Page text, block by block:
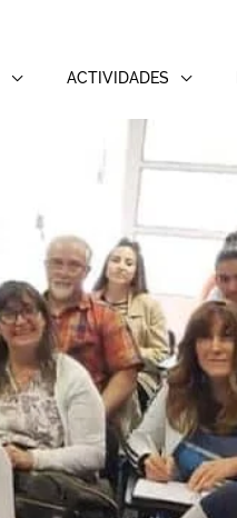
ACTIVIDADES